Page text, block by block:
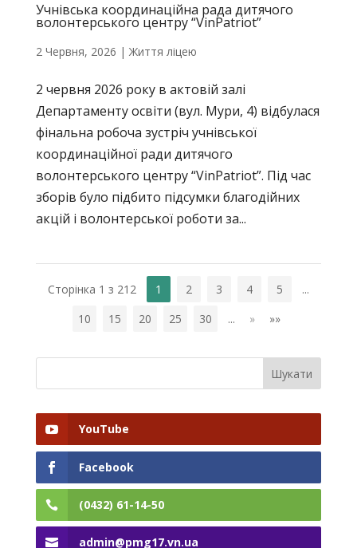
Учнівська координаційна рада дитячого
волонтерського центру “VinPatriot”
2 Червня, 2026 | Життя ліцею
2 червня 2026 року в актовій залі
Департаменту освіти (вул. Мури, 4) відбулася
фінальна робоча зустріч учнівської
координаційної ради дитячого
волонтерського центру “VinPatriot”. ​Під час
зборів було підбито підсумки благодійних
акцій і волонтерської роботи за...
Сторінка 1 з 212 1 2 3 4 5
...
10
15 20 25 30 ... » »»
YouTube
Facebook
(0432) 61-14-50
admin@pmg17.vn.ua